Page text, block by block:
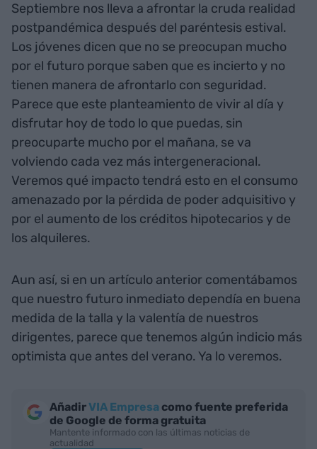
Septiembre nos lleva a afrontar la cruda realidad
postpandémica después del paréntesis estival.
Los jóvenes dicen que no se preocupan mucho
por el futuro porque saben que es incierto y no
tienen manera de afrontarlo con seguridad.
Parece que este planteamiento de vivir al día y
disfrutar hoy de todo lo que puedas, sin
preocuparte mucho por el mañana, se va
volviendo cada vez más intergeneracional.
Veremos qué impacto tendrá esto en el consumo
amenazado por la pérdida de poder adquisitivo y
por el aumento de los créditos hipotecarios y de
los alquileres.
Aun así, si en un artículo anterior comentábamos
que nuestro futuro inmediato dependía en buena
medida de la talla y la valentía de nuestros
dirigentes, parece que tenemos algún indicio más
optimista que antes del verano. Ya lo veremos.
AñadirVIA Empresa como fuente preferida
de Google de forma gratuita
Mantente informado con las últimas noticias de
actualidad